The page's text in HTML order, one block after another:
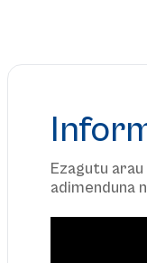
Ezagutu
adimenduna